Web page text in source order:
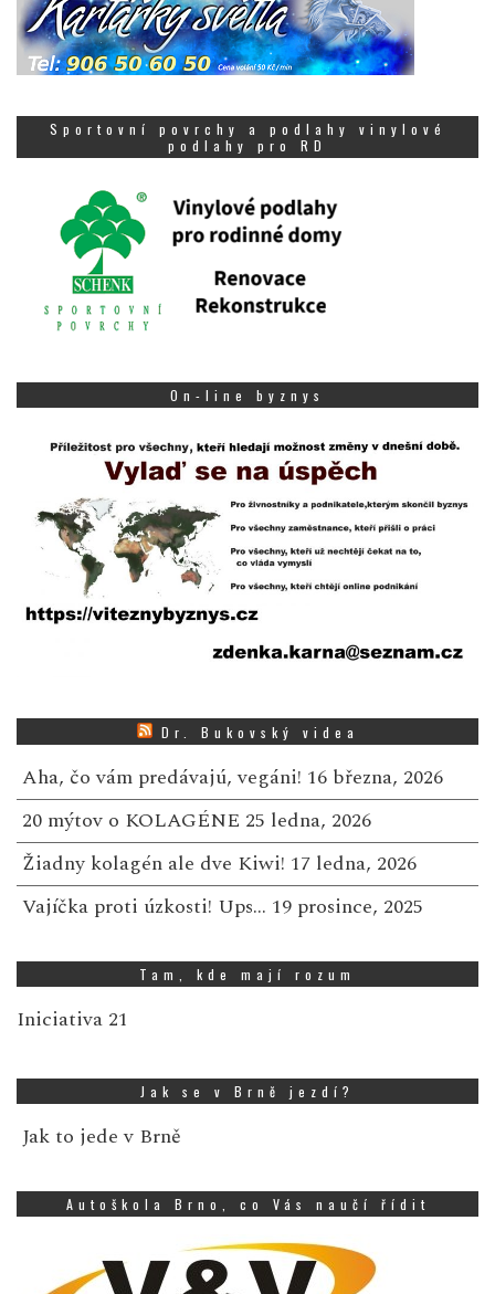
Sportovní povrchy a podlahy vinylové
podlahy pro RD
On-line byznys
Dr. Bukovský videa
Aha, čo vám predávajú, vegáni! 16 března, 2026
20 mýtov o KOLAGÉNE 25 ledna, 2026
Žiadny kolagén ale dve Kiwi! 17 ledna, 2026
Vajíčka proti úzkosti! Ups… 19 prosince, 2025
Tam, kde mají rozum
Iniciativa 21
Jak se v Brně jezdí?
Jak to jede v Brně
Autoškola Brno, co Vás naučí řídit